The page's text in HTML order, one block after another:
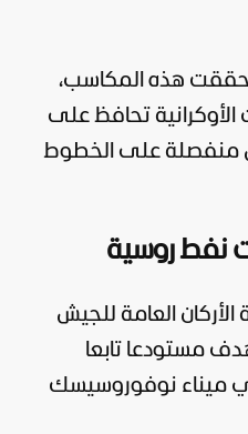
هذه المكاسب،
الأوكرانية تحافظ على
منفصلة على الخطوط
نفط روسية
العامة للجيش
مستودعا تابعا
ميناء نوفوروسيسك